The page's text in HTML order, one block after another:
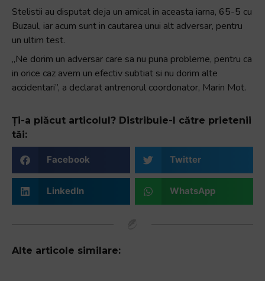
navigați
interacționați
conținutul.
Stelistii au disputat deja un amical in aceasta iarna, 65-5 cu
Buzaul, iar acum sunt in cautarea unui alt adversar, pentru
un ultim test.
„Ne dorim un adversar care sa nu puna probleme, pentru ca
in orice caz avem un efectiv subtiat si nu dorim alte
accidentari”, a declarat antrenorul coordonator, Marin Mot.
Ți-a plăcut articolul? Distribuie-l către prietenii
tăi:
Facebook Twitter
LinkedIn WhatsApp
Alte articole similare: